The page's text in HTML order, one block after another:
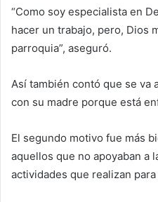
“Como soy especialista en
hacer un trabajo, pero, Dios
parroquia”, aseguró.
Así también contó que se va
con su madre porque está
El segundo motivo fue más
aquellos que no apoyaban a
actividades que realizan